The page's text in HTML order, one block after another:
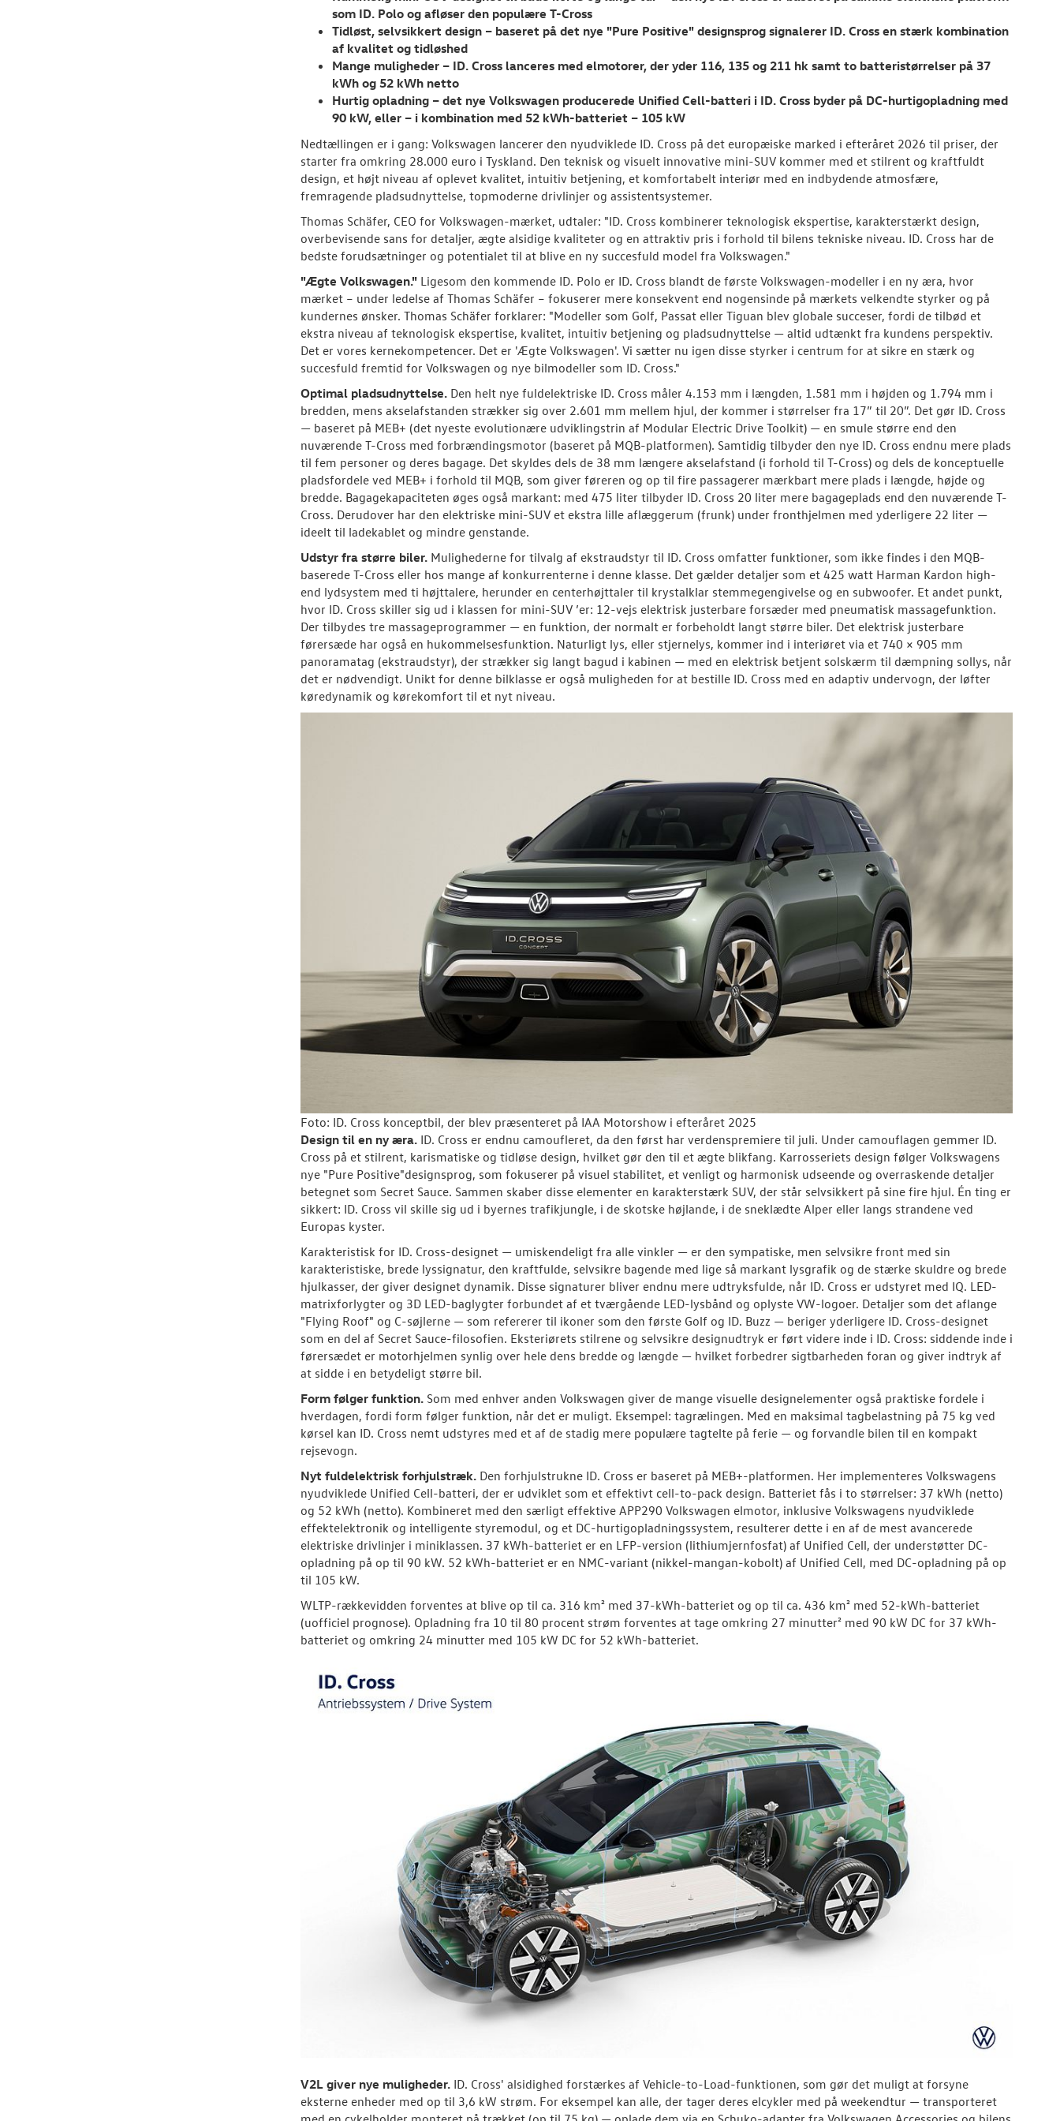
som ID. Polo og afløser den populære T-Cross
Tidløst, selvsikkert design – baseret på det nye "Pure Positive" designsprog signalerer ID. Cross en stærk kombination
af kvalitet og tidløshed
Mange muligheder – ID. Cross lanceres med elmotorer, der yder 116, 135 og 211 hk samt to batteristørrelser på 37
kWh og 52 kWh netto
Hurtig opladning – det nye Volkswagen producerede Unified Cell-batteri i ID. Cross byder på DC-hurtigopladning med
90 kW, eller – i kombination med 52 kWh-batteriet – 105 kW
Nedtællingen er i gang: Volkswagen lancerer den nyudviklede ID. Cross på det europæiske marked i efteråret 2026 til priser, der
starter fra omkring 28.000 euro i Tyskland. Den teknisk og visuelt innovative mini-SUV kommer med et stilrent og kraftfuldt
design, et højt niveau af oplevet kvalitet, intuitiv betjening, et komfortabelt interiør med en indbydende atmosfære,
fremragende pladsudnyttelse, topmoderne drivlinjer og assistentsystemer.
Thomas Schäfer, CEO for Volkswagen-mærket, udtaler: "ID. Cross kombinerer teknologisk ekspertise, karakterstærkt design,
overbevisende sans for detaljer, ægte alsidige kvaliteter og en attraktiv pris i forhold til bilens tekniske niveau. ID. Cross har de
bedste forudsætninger og potentialet til at blive en ny succesfuld model fra Volkswagen."
"Ægte Volkswagen." Ligesom den kommende ID. Polo er ID. Cross blandt de første Volkswagen-modeller i en ny æra, hvor
mærket – under ledelse af Thomas Schäfer – fokuserer mere konsekvent end nogensinde på mærkets velkendte styrker og på
kundernes ønsker. Thomas Schäfer forklarer: "Modeller som Golf, Passat eller Tiguan blev globale succeser, fordi de tilbød et
ekstra niveau af teknologisk ekspertise, kvalitet, intuitiv betjening og pladsudnyttelse — altid udtænkt fra kundens perspektiv.
Det er vores kernekompetencer. Det er 'Ægte Volkswagen'. Vi sætter nu igen disse styrker i centrum for at sikre en stærk og
succesfuld fremtid for Volkswagen og nye bilmodeller som ID. Cross."
Optimal pladsudnyttelse. Den helt nye fuldelektriske ID. Cross måler 4.153 mm i længden, 1.581 mm i højden og 1.794 mm i
bredden, mens akselafstanden strækker sig over 2.601 mm mellem hjul, der kommer i størrelser fra 17” til 20”. Det gør ID. Cross
— baseret på MEB+ (det nyeste evolutionære udviklingstrin af Modular Electric Drive Toolkit) — en smule større end den
nuværende T-Cross med forbrændingsmotor (baseret på MQB-platformen). Samtidig tilbyder den nye ID. Cross endnu mere plads
til fem personer og deres bagage. Det skyldes dels de 38 mm længere akselafstand (i forhold til T-Cross) og dels de konceptuelle
pladsfordele ved MEB+ i forhold til MQB, som giver føreren og op til fire passagerer mærkbart mere plads i længde, højde og
bredde. Bagagekapaciteten øges også markant: med 475 liter tilbyder ID. Cross 20 liter mere bagageplads end den nuværende T-
Cross. Derudover har den elektriske mini-SUV et ekstra lille aflæggerum (frunk) under fronthjelmen med yderligere 22 liter —
ideelt til ladekablet og mindre genstande.
Udstyr fra større biler. Mulighederne for tilvalg af ekstraudstyr til ID. Cross omfatter funktioner, som ikke findes i den MQB-
baserede T-Cross eller hos mange af konkurrenterne i denne klasse. Det gælder detaljer som et 425 watt Harman Kardon high-
end lydsystem med ti højttalere, herunder en centerhøjttaler til krystalklar stemmegengivelse og en subwoofer. Et andet punkt,
hvor ID. Cross skiller sig ud i klassen for mini-SUV ’er: 12-vejs elektrisk justerbare forsæder med pneumatisk massagefunktion.
Der tilbydes tre massageprogrammer — en funktion, der normalt er forbeholdt langt større biler. Det elektrisk justerbare
førersæde har også en hukommelsesfunktion. Naturligt lys, eller stjernelys, kommer ind i interiøret via et 740 × 905 mm
panoramatag (ekstraudstyr), der strækker sig langt bagud i kabinen — med en elektrisk betjent solskærm til dæmpning sollys, når
det er nødvendigt. Unikt for denne bilklasse er også muligheden for at bestille ID. Cross med en adaptiv undervogn, der løfter
køredynamik og kørekomfort til et nyt niveau.
Foto: ID. Cross konceptbil, der blev præsenteret på IAA Motorshow i efteråret 2025
Design til en ny æra. ID. Cross er endnu camoufleret, da den først har verdenspremiere til juli. Under camouflagen gemmer ID.
Cross på et stilrent, karismatiske og tidløse design, hvilket gør den til et ægte blikfang. Karrosseriets design følger Volkswagens
nye "Pure Positive"designsprog, som fokuserer på visuel stabilitet, et venligt og harmonisk udseende og overraskende detaljer
betegnet som Secret Sauce. Sammen skaber disse elementer en karakterstærk SUV, der står selvsikkert på sine fire hjul. Én ting er
sikkert: ID. Cross vil skille sig ud i byernes trafikjungle, i de skotske højlande, i de sneklædte Alper eller langs strandene ved
Europas kyster.
Karakteristisk for ID. Cross-designet — umiskendeligt fra alle vinkler — er den sympatiske, men selvsikre front med sin
karakteristiske, brede lyssignatur, den kraftfulde, selvsikre bagende med lige så markant lysgrafik og de stærke skuldre og brede
hjulkasser, der giver designet dynamik. Disse signaturer bliver endnu mere udtryksfulde, når ID. Cross er udstyret med IQ. LED-
matrixforlygter og 3D LED-baglygter forbundet af et tværgående LED-lysbånd og oplyste VW-logoer. Detaljer som det aflange
"Flying Roof" og C-søjlerne — som refererer til ikoner som den første Golf og ID. Buzz — beriger yderligere ID. Cross-designet
som en del af Secret Sauce-filosofien. Eksteriørets stilrene og selvsikre designudtryk er ført videre inde i ID. Cross: siddende inde i
førersædet er motorhjelmen synlig over hele dens bredde og længde — hvilket forbedrer sigtbarheden foran og giver indtryk af
at sidde i en betydeligt større bil.
Form følger funktion. Som med enhver anden Volkswagen giver de mange visuelle designelementer også praktiske fordele i
hverdagen, fordi form følger funktion, når det er muligt. Eksempel: tagrælingen. Med en maksimal tagbelastning på 75 kg ved
kørsel kan ID. Cross nemt udstyres med et af de stadig mere populære tagtelte på ferie — og forvandle bilen til en kompakt
rejsevogn.
Nyt fuldelektrisk forhjulstræk. Den forhjulstrukne ID. Cross er baseret på MEB+-platformen. Her implementeres Volkswagens
nyudviklede Unified Cell-batteri, der er udviklet som et effektivt cell-to-pack design. Batteriet fås i to størrelser: 37 kWh (netto)
og 52 kWh (netto). Kombineret med den særligt effektive APP290 Volkswagen elmotor, inklusive Volkswagens nyudviklede
effektelektronik og intelligente styremodul, og et DC-hurtigopladningssystem, resulterer dette i en af de mest avancerede
elektriske drivlinjer i miniklassen. 37 kWh-batteriet er en LFP-version (lithiumjernfosfat) af Unified Cell, der understøtter DC-
opladning på op til 90 kW. 52 kWh-batteriet er en NMC-variant (nikkel-mangan-kobolt) af Unified Cell, med DC-opladning på op
til 105 kW.
WLTP-rækkevidden forventes at blive op til ca. 316 km² med 37-kWh-batteriet og op til ca. 436 km² med 52-kWh-batteriet
(uofficiel prognose). Opladning fra 10 til 80 procent strøm forventes at tage omkring 27 minutter² med 90 kW DC for 37 kWh-
batteriet og omkring 24 minutter med 105 kW DC for 52 kWh-batteriet.
V2L giver nye muligheder. ID. Cross' alsidighed forstærkes af Vehicle-to-Load-funktionen, som gør det muligt at forsyne
eksterne enheder med op til 3,6 kW strøm. For eksempel kan alle, der tager deres elcykler med på weekendtur — transporteret